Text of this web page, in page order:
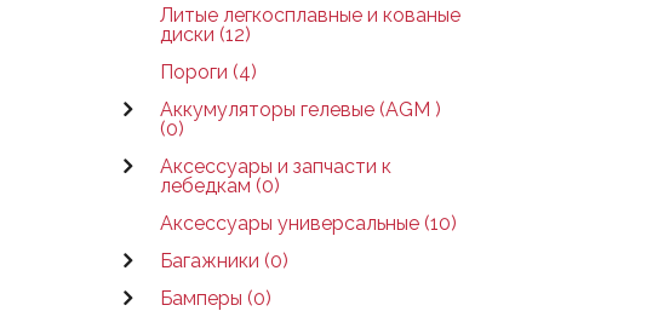
Литые легкосплавные и кованые
диски (12)
Пороги (4)
Аккумуляторы гелевые (AGM )
(0)
Аксессуары и запчасти к
лебедкам (0)
Аксессуары универсальные (10)
Багажники (0)
Бамперы (0)